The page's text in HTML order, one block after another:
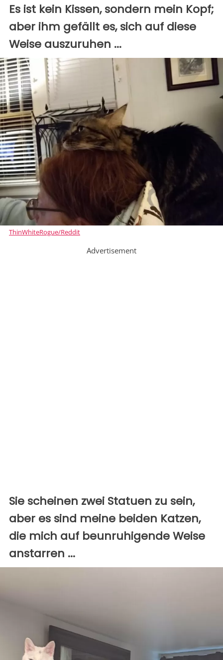
Es ist kein Kissen, sondern mein Kopf;
aber ihm gefällt es, sich auf diese
Weise auszuruhen ...
ThinWhiteRogue/Reddit
Advertisement
Sie scheinen zwei Statuen zu sein,
aber es sind meine beiden Katzen,
die mich auf beunruhigende Weise
anstarren ...